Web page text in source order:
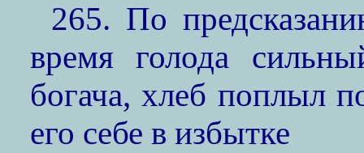
265. По
время голода
богача, хлеб поплыл
его себе в избытке